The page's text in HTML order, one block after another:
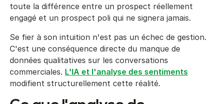
toute la différence entre un prospect réellement
engagé et un prospect poli qui ne signera jamais.
Se fier à son intuition n'est pas un échec de gestion.
C'est une conséquence directe du manque de
données qualitatives sur les conversations
commerciales. L'IA et l'analyse des sentiments
modifient structurellement cette réalité.